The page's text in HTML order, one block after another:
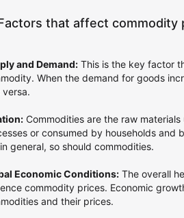
that affect commodity
and Demand: This is the key factor
When the demand for goods
Commodities are the raw
or consumed by households and
general, so should commodities.
Economic Conditions: The overall
commodity prices. Economic
and their prices.